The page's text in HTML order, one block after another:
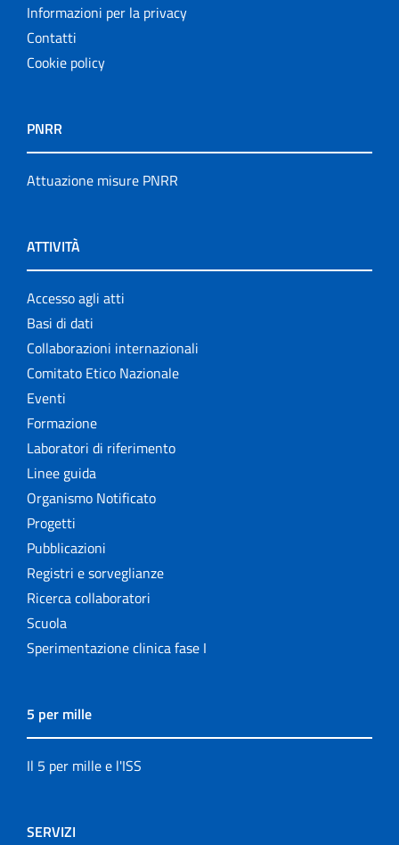
Informazioni per la privacy
Contatti
Cookie policy
PNRR
Attuazione misure PNRR
ATTIVITÀ
Accesso agli atti
Basi di dati
Collaborazioni internazionali
Comitato Etico Nazionale
Eventi
Formazione
Laboratori di riferimento
Linee guida
Organismo Notificato
Progetti
Pubblicazioni
Registri e sorveglianze
Ricerca collaboratori
Scuola
Sperimentazione clinica fase I
5 per mille
Il 5 per mille e l'ISS
SERVIZI